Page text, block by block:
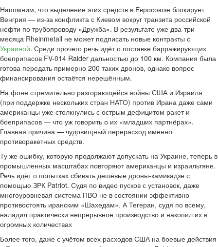
Напомним, что выделение этих средств в Евросоюзе блокирует
Венгрия — из-за конфликта с Киевом вокруг транзита российской
нефти по трубопроводу «Дружба». В результате уже два-три
месяца Rheinmetall не может подписать новые контракты с
Украиной. Среди прочего речь идёт о поставке барражирующих
боеприпасов FV-014 Raider дальностью до 100 км. Компания была
готова передать примерно 200 таких дронов, однако вопрос
финансирования остаётся нерешённым.
На фоне стремительно разгорающейся войны США и Израиля
(при поддержке нескольких стран НАТО) против Ирана даже сами
американцы уже столкнулись с острым дефицитом ракет и
боеприпасов — что уж говорить о их «младших партнёрах».
Главная причина — чудовищный перерасход именно
противоракетных средств.
Ту же ошибку, которую продолжают допускать на Украине, теперь в
промышленных масштабах повторяют американцы и израильтяне.
Речь идёт о попытках сбивать дешёвые дроны-камикадзе с
помощью ЗРК Patriot. Судя по видео пусков с установок, даже
многоуровневая система ПВО не в состоянии эффективно
противостоять иранским «Шахедам». А Тегеран, судя по всему,
наладил практически непрерывное производство и накопил их в
огромных количествах
Более того, даже с учётом всех расходов США на боевые действия